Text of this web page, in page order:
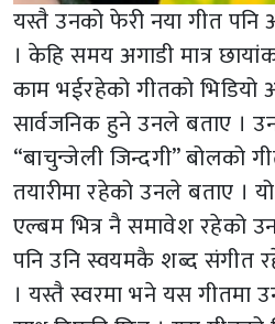
यस्तै उनको फेरी नया गीत पनि
। केहि समय अगाडी मात्र
काम भईरहेको गीतको भिडियो
सार्वजनिक हुने उनले बताए ।
“बाचुन्जेली जिन्दगी” बोलको
तयारीमा रहेको उनले बताए ।
एल्बम भित्र नै समावेश रहेको
पनि उनि स्वयमकै शब्द संगीत
। यस्तै स्वरमा भने यस